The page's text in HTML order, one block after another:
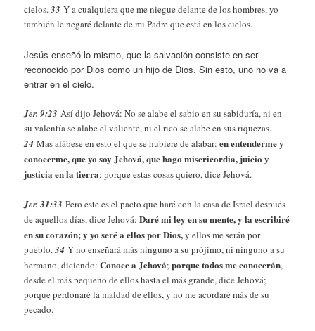
cielos.33Y a cualquiera que me niegue delante de los hombres, yo
también le negaré delante de mi Padre que está en los cielos.
Jesús enseñó lo mismo, que la salvación consiste en ser
reconocido por Dios como un hijo de Dios. Sin esto, uno no va a
entrar en el cielo.
Jer. 9:23Así dijo Jehová: No se alabe el sabio en su sabiduría, ni en
su valentía se alabe el valiente, ni el rico se alabe en sus riquezas.
24Mas alábese en esto el que se hubiere de alabar:en entenderme y
conocerme, que yo soy Jehová, que hago misericordia, juicio y
justicia en la tierra; porque estas cosas quiero, dice Jehová.
Jer. 31:33Pero este es el pacto que haré con la casa de Israel después
de aquellos días, dice Jehová:Daré mi ley en su mente, y la escribiré
en su corazón; y yo seré a ellos por Dios,y ellos me serán por
pueblo.34Y no enseñará más ninguno a su prójimo, ni ninguno a su
hermano, diciendo:Conoce a Jehová;porque todos me conocerán,
desde el más pequeño de ellos hasta el más grande, dice Jehová;
porque perdonaré la maldad de ellos, y no me acordaré más de su
pecado.